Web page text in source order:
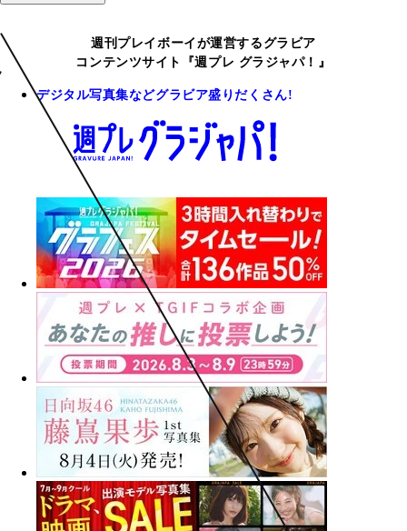
週刊プレイボーイが運営するグラビア
コンテンツサイト『週プレ グラジャパ！』
デジタル写真集などグラビア盛りだくさん!